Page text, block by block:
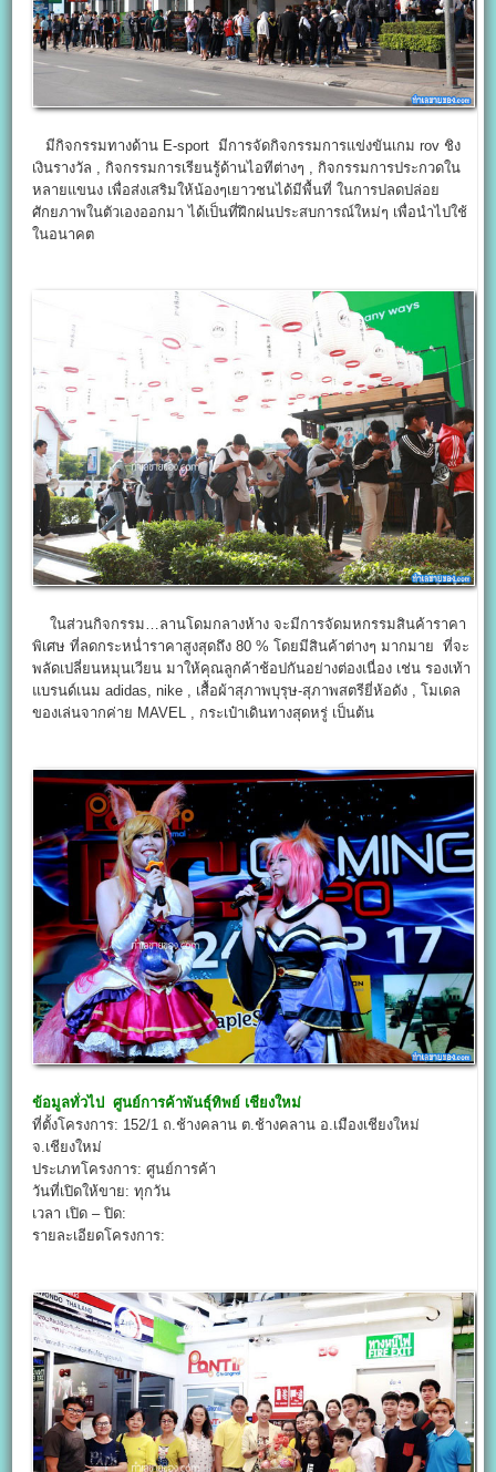
มีกิจกรรมทางด้าน E-sport มีการจัดกิจกรรมการแข่งขันเกม rov ชิง
เงินรางวัล , กิจกรรมการเรียนรู้ด้านไอทีต่างๆ , กิจกรรมการประกวดใน
หลายแขนง เพื่อส่งเสริมให้น้องๆเยาวชนได้มีพื้นที่ ในการปลดปล่อย
ศักยภาพในตัวเองออกมา ได้เป็นที่ฝึกฝนประสบการณ์ใหม่ๆ เพื่อนำไปใช้
ในอนาคต
ในส่วนกิจกรรม…ลานโดมกลางห้าง จะมีการจัดมหกรรมสินค้าราคา
พิเศษ ที่ลดกระหน่ำราคาสูงสุดถึง 80 % โดยมีสินค้าต่างๆ มากมาย ที่จะ
พลัดเปลี่ยนหมุนเวียน มาให้คุณลูกค้าช้อปกันอย่างต่องเนื่อง เช่น รองเท้า
แบรนด์เนม adidas, nike , เสื้อผ้าสุภาพบุรุษ-สุภาพสตรียี่ห้อดัง , โมเดล
ของเล่นจากค่าย MAVEL , กระเป๋าเดินทางสุดหรู่ เป็นต้น
ข้อมูลทั่วไป
ศูนย์การค้าพันธุ์ทิพย์ เชียงใหม่
ที่ตั้งโครงการ: 152/1 ถ.ช้างคลาน ต.ช้างคลาน อ.เมืองเชียงใหม่
จ.เชียงใหม่
ประเภทโครงการ: ศูนย์การค้า
วันที่เปิดให้ขาย: ทุกวัน
เวลา เปิด – ปิด:
รายละเอียดโครงการ: